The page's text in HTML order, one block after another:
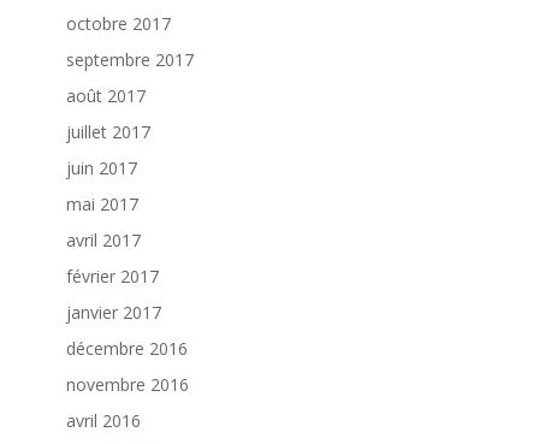
octobre 2017
septembre 2017
août 2017
juillet 2017
juin 2017
mai 2017
avril 2017
février 2017
janvier 2017
décembre 2016
novembre 2016
avril 2016